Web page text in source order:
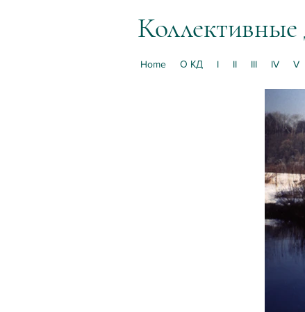
Коллективные
Home О КД I II III IV V